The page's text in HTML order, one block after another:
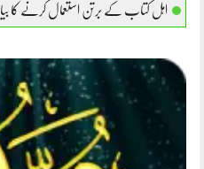
کرنے کا بیان – مولانا ابو بکر صدیق حفظہ اللہ